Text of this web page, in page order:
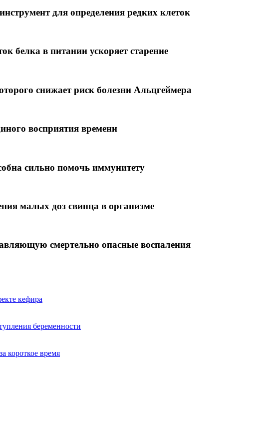
для определения редких клеток
белка в питании ускоряет старение
снижает риск болезни Альцгеймера
восприятия времени
сильно помочь иммунитету
малых доз свинца в организме
смертельно опасные воспаления
кефира
беременности
короткое время